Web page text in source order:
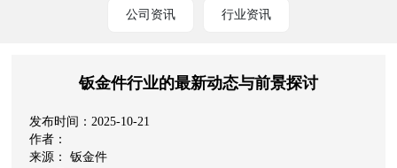
公司资讯 行业资讯
钣金件行业的最新动态与前景探讨
2025-10-21
钣金件